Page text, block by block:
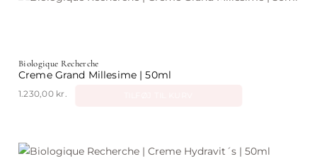
Biologique Recherche
Creme Grand Millesime | 50ml
1.230,00 kr.